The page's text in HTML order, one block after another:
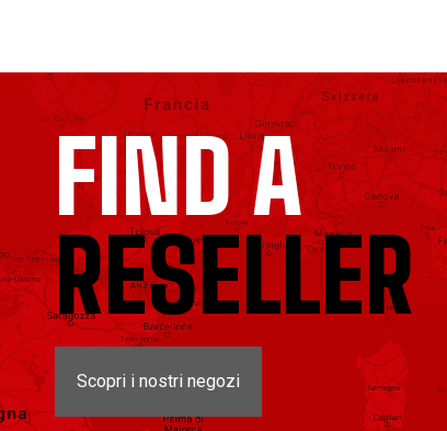
FIND A
RESELLER
Scopri i nostri negozi